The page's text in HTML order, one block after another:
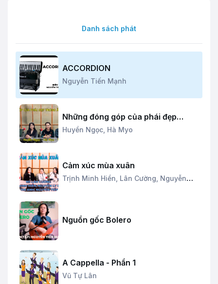
Danh sách phát
ACCORDION
Nguyễn Tiến Mạnh
Những đóng góp của phái đẹp
trong hoạt động âm nhạc
Huyền Ngọc, Hà Myo
Cảm xúc mùa xuân
Trịnh Minh Hiền, Lân Cường, Nguyễn
Nguồn gốc Bolero
A Cappella - Phần 1
Vũ Tự Lân